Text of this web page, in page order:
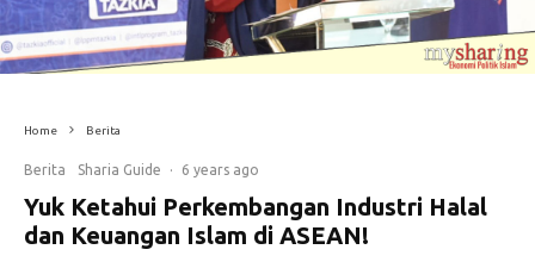
Home Berita
Berita Sharia Guide · 6 years ago
Yuk Ketahui Perkembangan Industri Halal
dan Keuangan Islam di ASEAN!